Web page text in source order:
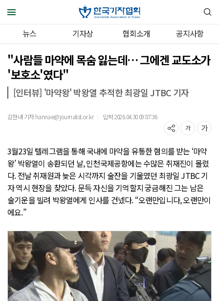
뉴스 기자상 협회소개 공지사항
"사람들 마약에 목숨 잃는데… 그에겐 교도소가
'보호소'였다"
[인터뷰] '마약왕' 박왕열 추적한 최광일 JTBC 기자
김한내 기자 hannae@journalist.or.kr ｜ 입력 2026.04.30 09:07:36
3월23일 텔레그램을 통해 국내에 마약을 유통한 혐의를 받는 ‘마약
왕’ 박왕열이 송환되던 날, 인천국제공항에는 수많은 취재진이 몰렸
다. 전날 취재원과 늦은 시각까지 술잔을 기울였던 최광일 JTBC 기
자 역시 현장을 찾았다. 문득 자신을 기억할지 궁금해진 그는 남은
술기운을 빌려 박왕열에게 인사를 건넸다. “오랜만입니다, 오랜만이
에요.”